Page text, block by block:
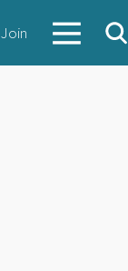
Join